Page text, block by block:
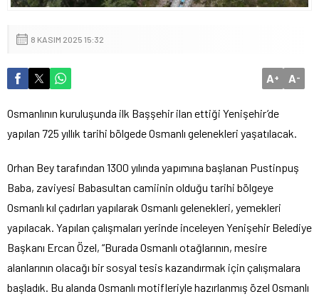
8 KASIM 2025 15:32
A+ A-
Osmanlının kuruluşunda ilk Başşehir ilan ettiği Yenişehir’de
yapılan 725 yıllık tarihi bölgede Osmanlı gelenekleri yaşatılacak.
Orhan Bey tarafından 1300 yılında yapımına başlanan Pustinpuş
Baba, zaviyesi Babasultan camiinin olduğu tarihi bölgeye
Osmanlı kıl çadırları yapılarak Osmanlı gelenekleri, yemekleri
yapılacak. Yapılan çalışmaları yerinde inceleyen Yenişehir Belediye
Başkanı Ercan Özel, “Burada Osmanlı otağlarının, mesire
alanlarının olacağı bir sosyal tesis kazandırmak için çalışmalara
başladık. Bu alanda Osmanlı motifleriyle hazırlanmış özel Osmanlı